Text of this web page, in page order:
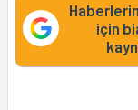
için